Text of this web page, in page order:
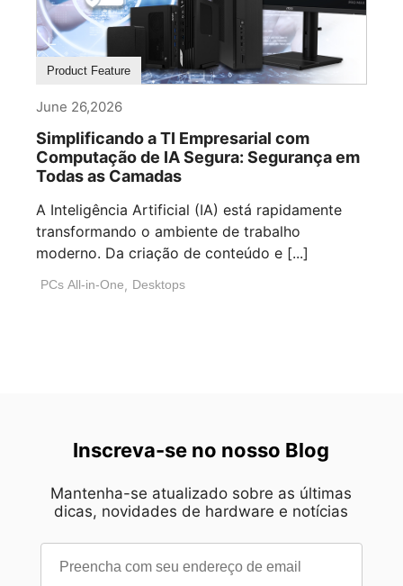
Product Feature
June 26,2026
Simplificando a TI Empresarial com
Computação de IA Segura: Segurança em
Todas as Camadas
A Inteligência Artificial (IA) está rapidamente
transformando o ambiente de trabalho
moderno. Da criação de conteúdo e [...]
PCs All-in-One, Desktops
Inscreva-se no nosso Blog
Mantenha-se atualizado sobre as últimas
dicas, novidades de hardware e notícias